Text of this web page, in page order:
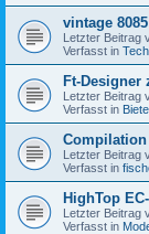
vintage
Letzter Beitrag
Verfasst in
Ft-Designer
Letzter Beitrag
Verfasst in Biete
Letzter Beitrag
Verfasst in
HighTop
Letzter Beitrag
Verfasst in